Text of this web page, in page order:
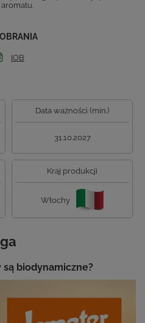
IOB
Data ważności (min.)
31.10.2027
Kraj produkcji
Włochy
biodynamiczne?